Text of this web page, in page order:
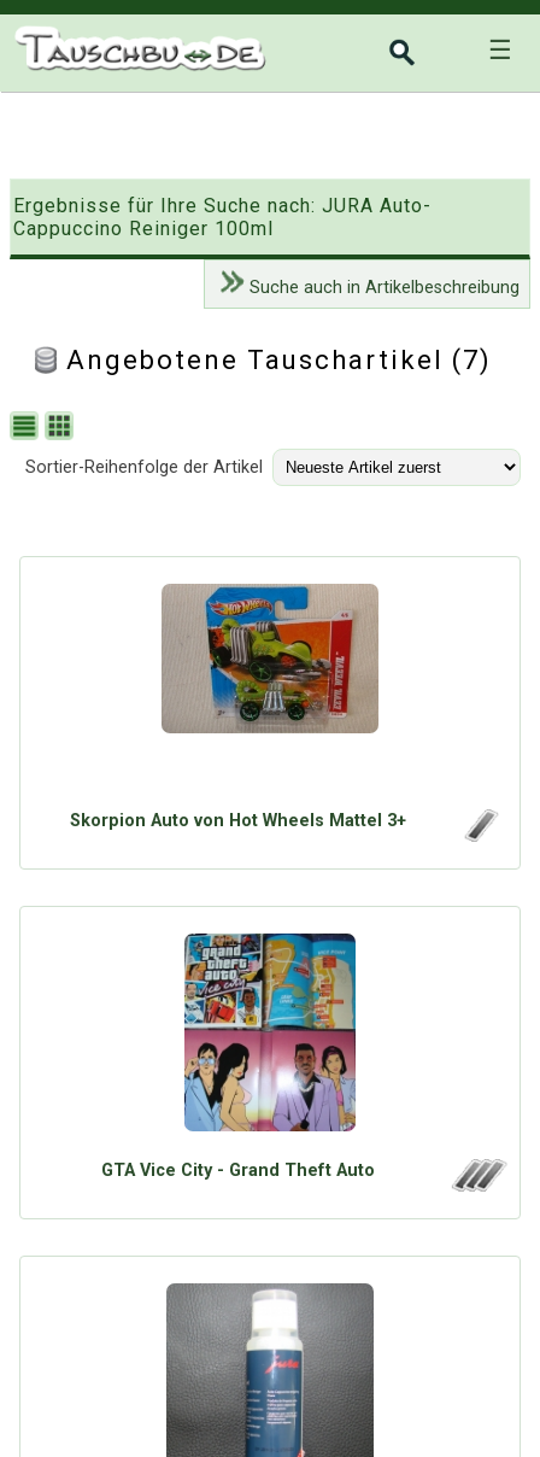
☰
Ergebnisse für Ihre Suche nach: JURA Auto-
Cappuccino Reiniger 100ml
Suche auch in Artikelbeschreibung
Angebotene Tauschartikel (7)
Sortier-Reihenfolge der Artikel
Skorpion Auto von Hot Wheels Mattel 3+
GTA Vice City - Grand Theft Auto